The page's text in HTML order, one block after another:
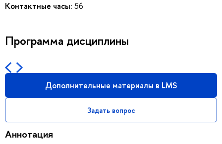
Контактные часы: 56
Программа дисциплины
Дополнительные материалы в LMS
Задать вопрос
Аннотация